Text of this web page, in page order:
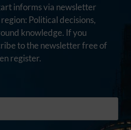
informs via newsletter
Political decisions,
knowledge. If you
to the newsletter free of
register.